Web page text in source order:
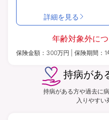
詳細を見る
年齢対象外につ
保険金額：300万円 | 保険期間：
持病があ
持病がある方や過去に
入りやすい